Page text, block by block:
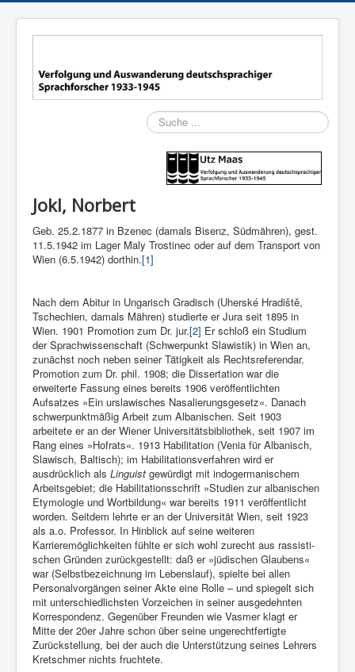
Suchen
Jokl, Norbert
Geb. 25.2.1877 in Bzenec (damals Bisenz, Südmähren), gest.
11.5.1942 im Lager Maly Trostinec oder auf dem Transport von
Wien (6.5.1942) dorthin.[1]
Nach dem Abitur in Ungarisch Gradisch (Uherské Hradiště,
Tschechien, damals Mähren) studierte er Jura seit 1895 in
Wien. 1901 Promotion zum Dr. jur.[2] Er schloß ein Studium
der Sprachwissen­schaft (Schwerpunkt Slawistik) in Wien an,
zunächst noch neben seiner Tätigkeit als Rechtsreferen­dar.
Promotion zum Dr. phil. 1908; die Dissertation war die
erweiterte Fassung eines bereits 1906 veröffentlichten
Aufsatzes »Ein urslawi­sches Nasalierungsgesetz«. Danach
schwerpunktmäßig Ar­beit zum Al­banischen. Seit 1903
arbeitete er an der Wiener Universitätsbi­bliothek, seit 1907 im
Rang eines »Hofrats«. 1913 Habilitation (Venia für Albanisch,
Slawisch, Baltisch); im Habilitationsverfah­ren wird er
ausdrücklich als Linguist gewürdigt mit indogermani­schem
Arbeitsgebiet; die Habilitations­schrift »Studien zur alba­nischen
Etymologie und Wortbildung« war bereits 1911 veröffent­licht
worden. Seitdem lehrte er an der Universität Wien, seit 1923
als a.o. Professor. In Hinblick auf seine weiteren
Karrieremöglichkei­ten fühlte er sich wohl zurecht aus rassisti­
schen Gründen zurück­gestellt: daß er »jüdischen Glaubens«
war (Selbstbezeichnung im Lebenslauf), spielte bei allen
Personalvor­gängen seiner Akte eine Rolle – und spiegelt sich
mit unterschied­lichsten Vorzeichen in seiner ausgedehnten
Korrespondenz. Gegen­über Freunden wie Vasmer klagt er
Mitte der 20er Jahre schon über seine ungerechtfertigte
Zurückstellung, bei der auch die Unterstüt­zung seines Lehrers
Kretschmer nichts fruchtete.